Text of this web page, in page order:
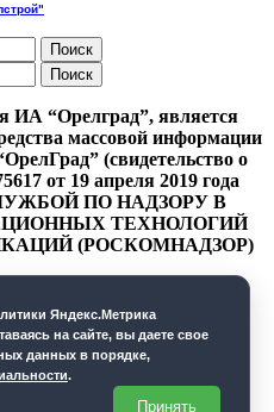
ИА “Орелград”, является
массовой информации
(свидетельство о
от 19 апреля 2019 года
ПО НАДЗОРУ В
ТЕХНОЛОГИЙ
(РОСКОМНАДЗОР)
ПЕРСОНАЛЬНЫХ
Яндекс.Метрика
на сайте, вы даете свое
данных в порядке,
.
Принять